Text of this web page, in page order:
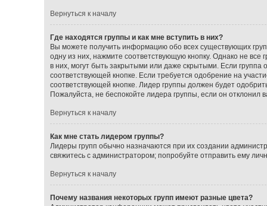
Вернуться к началу
Где находятся группы и как мне вступить в них?
Вы можете получить информацию обо всех существующих
одну из них, нажмите соответствующую кнопку. Однако не
в них, могут быть закрытыми или даже скрытыми. Если
соответствующей кнопке. Если требуется одобрение на
соответствующей кнопке. Лидер группы должен будет
Пожалуйста, не беспокойте лидера группы, если он отклонил
Вернуться к началу
Как мне стать лидером группы?
Лидеры групп обычно назначаются при их создании
свяжитесь с администратором; попробуйте отправить ему
Вернуться к началу
Почему названия некоторых групп имеют разные цвета?